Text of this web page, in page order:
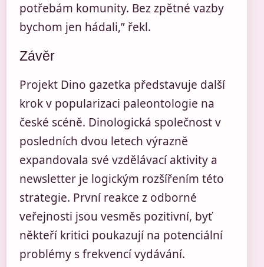
potřebám komunity. Bez zpětné vazby
bychom jen hádali,” řekl.
Závěr
Projekt Dino gazetka představuje další
krok v popularizaci paleontologie na
české scéně. Dinologická společnost v
posledních dvou letech výrazně
expandovala své vzdělávací aktivity a
newsletter je logickým rozšířením této
strategie. První reakce z odborné
veřejnosti jsou vesměs pozitivní, byť
někteří kritici poukazují na potenciální
problémy s frekvencí vydávání.